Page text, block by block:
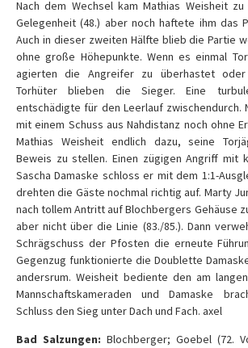
Nach dem Wechsel kam Mathias Weisheit
Gelegenheit (48.) aber noch haftete ihm das
Auch in dieser zweiten Hälfte blieb die Partie
ohne große Höhepunkte. Wenn es einmal
agierten die Angreifer zu überhastet
Torhüter blieben die Sieger. Eine
entschädigte für den Leerlauf zwischendurch.
mit einem Schuss aus Nahdistanz noch ohne
Mathias Weisheit endlich dazu, seine
Beweis zu stellen. Einen zügigen Angriff mit
Sascha Damaske schloss er mit dem 1:1-
drehten die Gäste nochmal richtig auf. Marty
nach tollem Antritt auf Blochbergers Gehäuse
aber nicht über die Linie (83./85.). Dann
Schrägschuss der Pfosten die erneute
Gegenzug funktionierte die Doublette
andersrum. Weisheit bediente den am
Mannschaftskameraden und Damaske
Schluss den Sieg unter Dach und Fach. axel
Bad Salzungen: Blochberger; Goebel (72.